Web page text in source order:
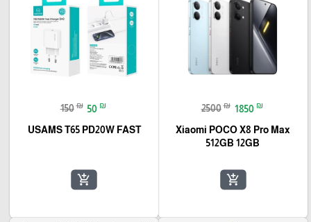
2500 ₪ 1850 ₪
Xiaomi POCO X8 Pro Max
512GB 12GB
add_shopping_cart
150 ₪ 50 ₪
USAMS T65 PD20W FAST
add_shopping_cart